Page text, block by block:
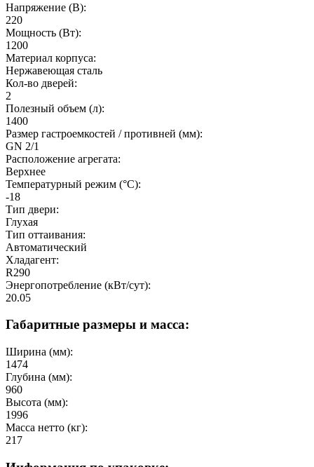
Напряжение (В):
220
Мощность (Вт):
1200
Материал корпуса:
Нержавеющая сталь
Кол-во дверей:
2
Полезный объeм (л):
1400
Размер гастроемкостей / противней (мм):
GN 2/1
Расположение агрегата:
Верхнее
Температурный режим (°C):
-18
Тип двери:
Глухая
Тип оттаивания:
Автоматический
Хладагент:
R290
Энергопотребление (кВт/сут):
20.05
Габаритные размеры и масса:
Ширина (мм):
1474
Глубина (мм):
960
Высота (мм):
1996
Масса нетто (кг):
217